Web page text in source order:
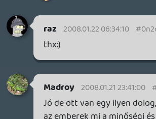
másik , leakarja körözni a másikat , mindig
van akinek sose elég az, hgy ha annyi van,
mint a másiknak, ha a sony-mas-nintendo
trió vmi csoda folytán összeállna
kifejleszteni egy ilyen konzolt, akkor egy
idő után az lenne, hogy elkezdenének
megint exklúzív gameket gyártani,
(amiben mondjuk softveres védelemel
elérnék, hogy a másik gyártó gépén ne
fusson az addott játék, hiába ua. a
specifikáció) és így akarnának nagyobb
piaci részesedéshez jutni, mint a